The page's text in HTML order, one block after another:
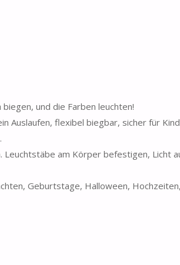
biegen, und die Farben leuchten!
Auslaufen, flexibel biegbar, sicher für
am Körper befestigen, Licht
Geburtstage, Halloween,